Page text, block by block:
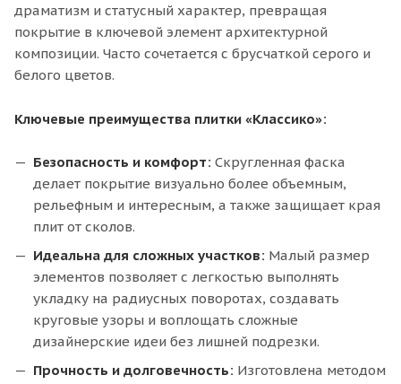
драматизм и статусный характер, превращая
покрытие в ключевой элемент архитектурной
композиции. Часто сочетается с брусчаткой серого и
белого цветов.
Ключевые преимущества плитки «Классико»:
Безопасность и комфорт: Скругленная фаска
делает покрытие визуально более объемным,
рельефным и интересным, а также защищает края
плит от сколов.
Идеальна для сложных участков: Малый размер
элементов позволяет с легкостью выполнять
укладку на радиусных поворотах, создавать
круговые узоры и воплощать сложные
дизайнерские идеи без лишней подрезки.
Прочность и долговечность: Изготовлена методом